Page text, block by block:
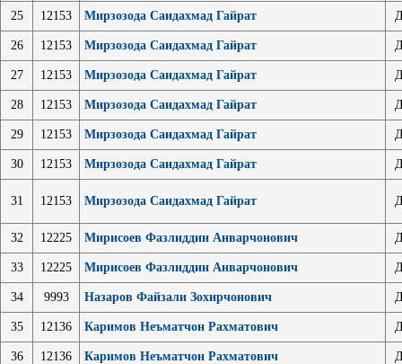
25 12153 Мирзозода Саидахмад Гайрат
26 12153 Мирзозода Саидахмад Гайрат
27 12153 Мирзозода Саидахмад Гайрат
28 12153 Мирзозода Саидахмад Гайрат
29 12153 Мирзозода Саидахмад Гайрат
30 12153 Мирзозода Саидахмад Гайрат
31 12153 Мирзозода Саидахмад Гайрат
32 12225 Мирисоев Фазлиддин Анварчонович
33 12225 Мирисоев Фазлиддин Анварчонович
34 9993 Назаров Файзали Зохирчонович
35 12136 Каримов Неъматчон Рахматович
36 12136 Каримов Неъматчон Рахматович